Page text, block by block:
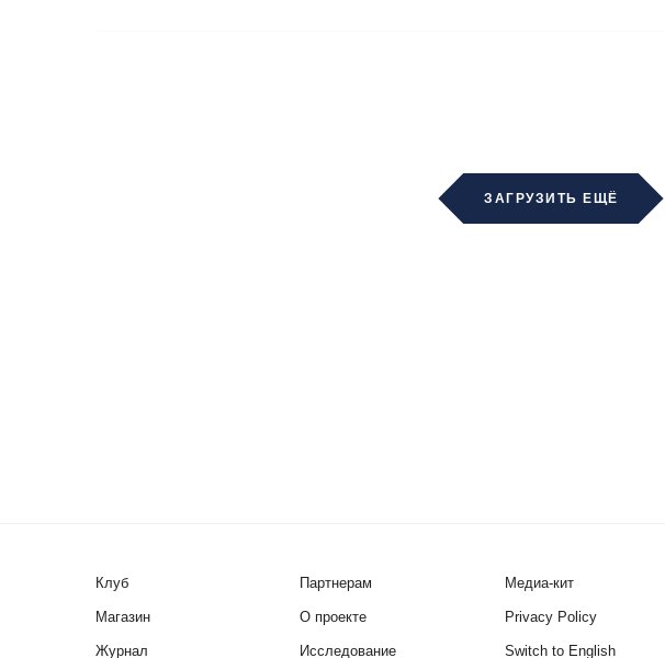
ЗАГРУЗИТЬ ЕЩЁ
Клуб
Магазин
Журнал
Партнерам
О проекте
Исследование
Медиа-кит
Privacy Policy
Switch to English